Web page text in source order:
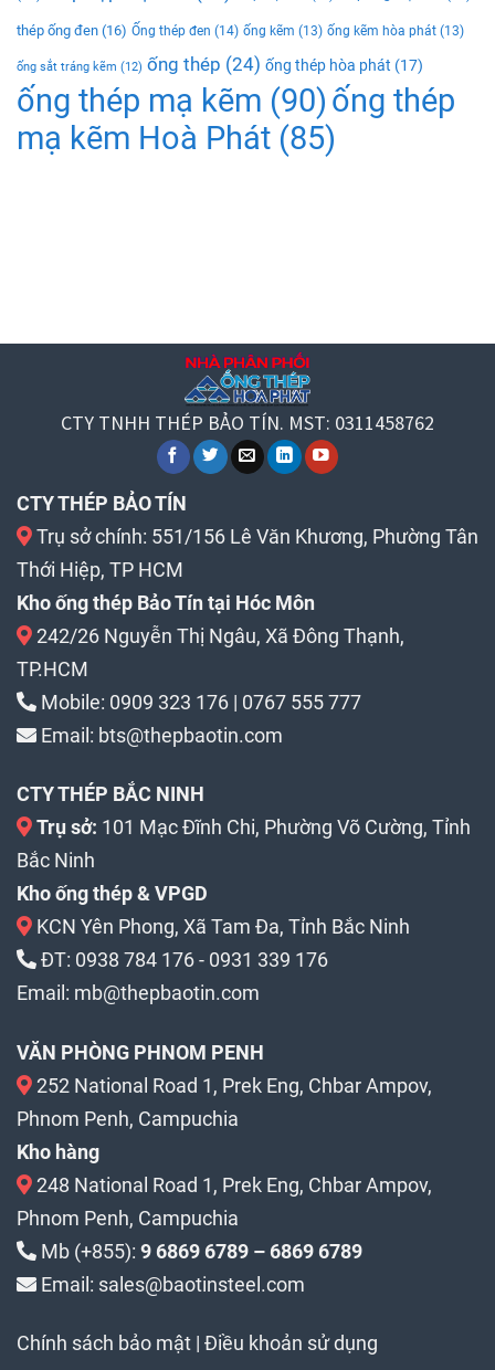
thép ống đen (16) Ống thép đen (14) ống kẽm (13) ống kẽm hòa phát (13)
ống sắt tráng kẽm (12) ống thép (24) ống thép hòa phát (17)
ống thép mạ kẽm (90) ống thép
mạ kẽm Hoà Phát (85)
CTY TNHH THÉP BẢO TÍN. MST: 0311458762
CTY THÉP BẢO TÍN
Trụ sở chính: 551/156 Lê Văn Khương, Phường Tân
Thới Hiệp, TP HCM
Kho ống thép Bảo Tín tại Hóc Môn
242/26 Nguyễn Thị Ngâu, Xã Đông Thạnh,
TP.HCM
Mobile: 0909 323 176 | 0767 555 777
Email: bts@thepbaotin.com
CTY THÉP BẮC NINH
Trụ sở: 101 Mạc Đĩnh Chi, Phường Võ Cường, Tỉnh
Bắc Ninh
Kho ống thép & VPGD
KCN Yên Phong, Xã Tam Đa, Tỉnh Bắc Ninh
ĐT: 0938 784 176- 0931 339 176
Email: mb@thepbaotin.com
VĂN PHÒNG PHNOM PENH
252 National Road 1, Prek Eng, Chbar Ampov,
Phnom Penh, Campuchia
Kho hàng
248 National Road 1, Prek Eng, Chbar Ampov,
Phnom Penh, Campuchia
Mb (+855): 9 6869 6789 – 6869 6789
Email: sales@baotinsteel.com
Chính sách bảo mật | Điều khoản sử dụng